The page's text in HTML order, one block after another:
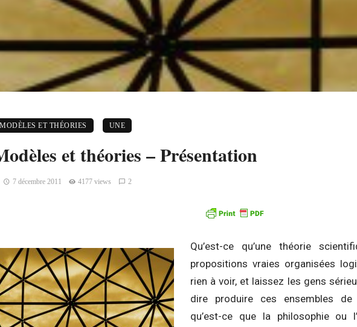
MODÈLES ET THÉORIES UNE
et théories – Présentation
7 décembre 2011 4177 views 2
Qu’est-ce qu’une théorie
propositions vraies organisées
rien à voir, et laissez les gens
dire produire ces ensembles de
qu’est-ce que la philosophie ou